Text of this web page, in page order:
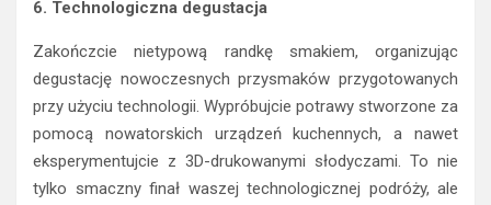
6. Technologiczna degustacja
Zakończcie nietypową randkę smakiem, organizując
degustację nowoczesnych przysmaków przygotowanych
przy użyciu technologii. Wypróbujcie potrawy stworzone za
pomocą nowatorskich urządzeń kuchennych, a nawet
eksperymentujcie z 3D-drukowanymi słodyczami. To nie
tylko smaczny finał waszej technologicznej podróży, ale